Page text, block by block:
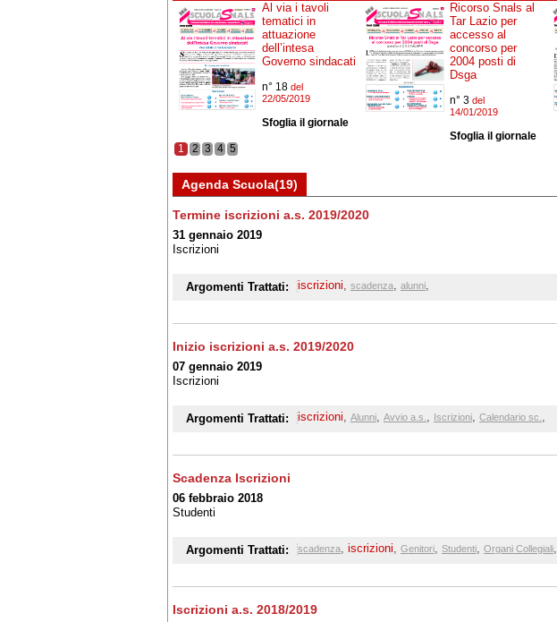
Al via i tavoli
tematici in
attuazione
dell’intesa
Governo sindacati
n° 18 del
22/05/2019
Sfoglia il giornale
Ricorso Snals al
Tar Lazio per
accesso al
concorso per
2004 posti di
Dsga
n° 3 del
14/01/2019
Sfoglia il giornale
1 2 3 4 5
Agenda Scuola(19)
Termine iscrizioni a.s. 2019/2020
31 gennaio 2019
Iscrizioni
Argomenti Trattati: iscrizioni, scadenza, alunni,
Inizio iscrizioni a.s. 2019/2020
07 gennaio 2019
Iscrizioni
Argomenti Trattati: iscrizioni, Alunni, Avvio a.s. , Iscrizioni, Calendario sc. ,
Scadenza Iscrizioni
06 febbraio 2018
Studenti
Argomenti Trattati: scadenza, iscrizioni, Genitori, Studenti, Organi Collegiali,
Iscrizioni a.s. 2018/2019